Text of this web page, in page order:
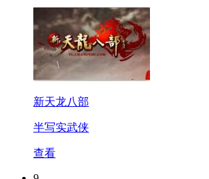
新天龙八部
半写实武侠
查看